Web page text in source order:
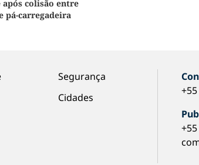
colisão entre
pá-carregadeira
Segurança
Cidades